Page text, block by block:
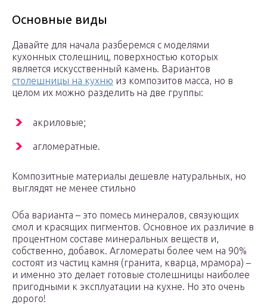
Основные виды
Давайте для начала разберемся с моделями
кухонных столешниц, поверхностью которых
является искусственный камень. Вариантов
столешницы на кухню из композитов масса, но в
целом их можно разделить на две группы:
акриловые;
агломератные.
Композитные материалы дешевле натуральных, но
выглядят не менее стильно
Оба варианта – это помесь минералов, связующих
смол и красящих пигментов. Основное их различие в
процентном составе минеральных веществ и,
собственно, добавок. Агломераты более чем на 90%
состоят из частиц камня (гранита, кварца, мрамора) –
и именно это делает готовые столешницы наиболее
пригодными к эксплуатации на кухне. Но это очень
дорого!